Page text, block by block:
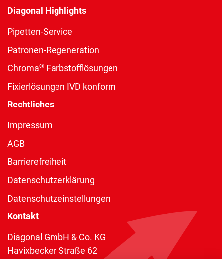
Diagonal Highlights
Pipetten-Service
Patronen-Regeneration
Chroma® Farbstofflösungen
Fixierlösungen IVD konform
Rechtliches
Impressum
AGB
Barrierefreiheit
Datenschutzerklärung
Datenschutzeinstellungen
Kontakt
Diagonal GmbH & Co. KG
Havixbecker Straße 62